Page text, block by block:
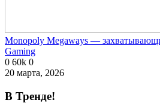
Monopoly Megaways —
Gaming
0 60k 0
20 марта, 2026
В Тренде!